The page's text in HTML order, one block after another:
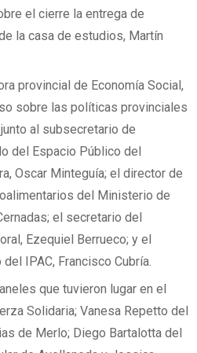
el cierre la entrega de
la casa de estudios, Martín
provincial de Economía Social,
sobre las políticas provinciales
al subsecretario de
del Espacio Público del
Oscar Minteguía; el director de
del Ministerio de
el secretario del
Ezequiel Berrueco; y el
IPAC, Francisco Cubría.
que tuvieron lugar en el
Solidaria; Vanesa Repetto del
de Merlo; Diego Bartalotta del